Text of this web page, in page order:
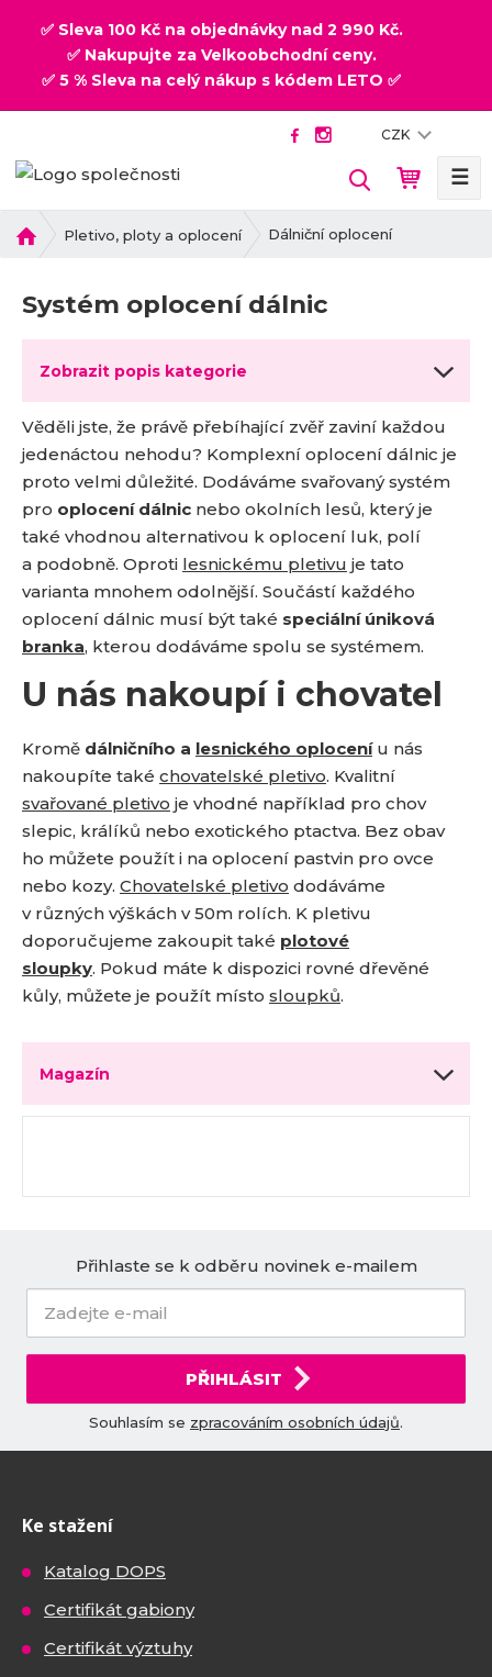
✅ Sleva 100 Kč na objednávky nad 2 990 Kč.
✅ Nakupujte za Velkoobchodní ceny.
✅ 5 % Sleva na celý nákup s kódem LETO ✅
CZK
h
a
☰
v
d
s
t
r
a
Pletivo, ploty a oplocení Dálniční oplocení
Systém oplocení dálnic
Zobrazit popis kategorie
Věděli jste, že právě přebíhající zvěř zaviní každou
jedenáctou nehodu? Komplexní oplocení dálnic je
proto velmi důležité. Dodáváme svařovaný systém
pro oplocení dálnic nebo okolních lesů, který je
také vhodnou alternativou k oplocení luk, polí
a podobně. Oproti lesnickému pletivu je tato
varianta mnohem odolnější. Součástí každého
oplocení dálnic musí být také speciální úniková
branka, kterou dodáváme spolu se systémem.
U nás nakoupí i chovatel
Kromě dálničního a lesnického oploceníu nás
nakoupíte také chovatelské pletivo. Kvalitní
svařované pletivo je vhodné například pro chov
slepic, králíků nebo exotického ptactva. Bez obav
ho můžete použít i na oplocení pastvin pro ovce
nebo kozy. Chovatelské pletivo dodáváme
v různých výškách v 50m rolích. K pletivu
doporučujeme zakoupit také plotové
sloupky. Pokud máte k dispozici rovné dřevěné
kůly, můžete je použít místo sloupků.
Magazín
Přihlaste se k odběru novinek e-mailem
PŘIHLÁSIT
Souhlasím se zpracováním osobních údajů.
Ke stažení
Katalog DOPS
Certifikát gabiony
Certifikát výztuhy